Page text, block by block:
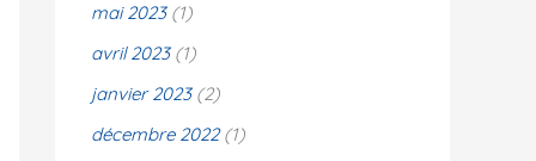
mai 2023(1)
avril 2023(1)
janvier 2023(2)
décembre 2022(1)